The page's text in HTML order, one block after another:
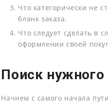
Что категорически не
бланк заказа.
Что следует сделать в
оформлении своей
Поиск нужного
Начнем с самого начала